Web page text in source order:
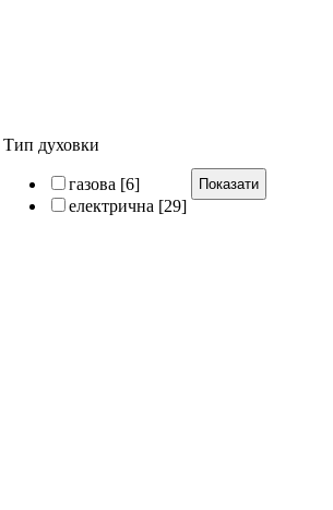
Тип духовки
газова [6]
електрична [29]